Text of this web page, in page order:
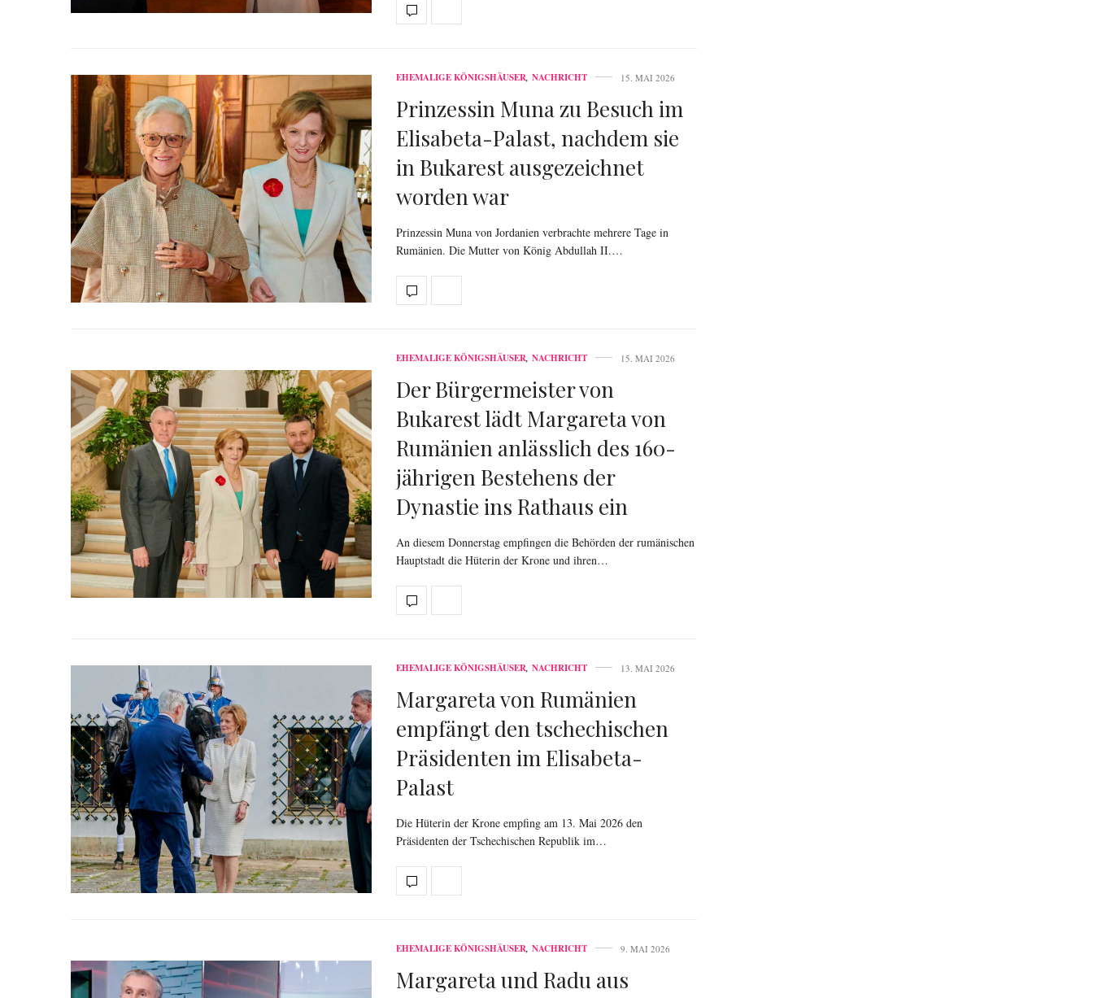
EHEMALIGE KÖNIGSHÄUSER, NACHRICHT 15. MAI 2026
Prinzessin Muna zu Besuch im
Elisabeta-Palast, nachdem sie
in Bukarest ausgezeichnet
worden war
Prinzessin Muna von Jordanien verbrachte mehrere Tage in
Rumänien. Die Mutter von König Abdullah II.…
EHEMALIGE KÖNIGSHÄUSER, NACHRICHT 15. MAI 2026
Der Bürgermeister von
Bukarest lädt Margareta von
Rumänien anlässlich des 160-
jährigen Bestehens der
Dynastie ins Rathaus ein
An diesem Donnerstag empfingen die Behörden der rumänischen
Hauptstadt die Hüterin der Krone und ihren…
EHEMALIGE KÖNIGSHÄUSER, NACHRICHT 13. MAI 2026
Margareta von Rumänien
empfängt den tschechischen
Präsidenten im Elisabeta-
Palast
Die Hüterin der Krone empfing am 13. Mai 2026 den
Präsidenten der Tschechischen Republik im…
EHEMALIGE KÖNIGSHÄUSER, NACHRICHT 9. MAI 2026
Margareta und Radu aus